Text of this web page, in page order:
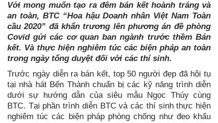
Với mong muốn tạo ra đêm bán kết hoành tráng và
an toàn, BTC “Hoa hậu Doanh nhân Việt Nam Toàn
cầu 2020” đã khẩn trương lên phương án đề phòng
Covid gửi các cơ quan ban ngành trước thềm Bán
kết. Và thực hiện nghiêm túc các biện pháp an toàn
trong ngày tổng duyệt đối với các thí sinh.
Trước ngày diễn ra bán kết, top 50 người đẹp đã hội tụ
tại nhà hát Bến Thành chuẩn bị các kỹ năng trình diễn
dưới sự hướng dẫn của siêu mẫu Ngọc Thúy cùng
BTC. Tại phần trình diễn BTC và các thí sinh thực hiện
nghiêm túc các biện pháp phòng chống như đeo khẩu